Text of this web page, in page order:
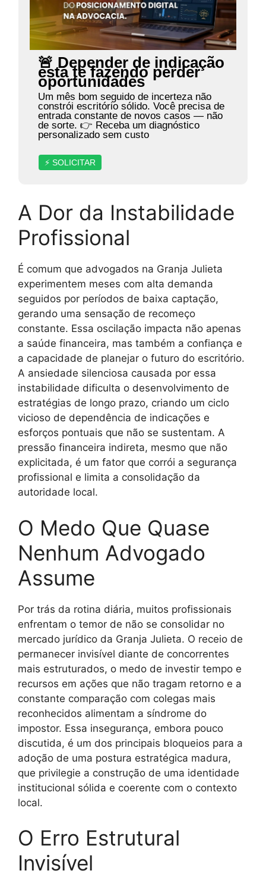
🚨 Depender de indicação
está te fazendo perder
oportunidades
Um mês bom seguido de incerteza não
constrói escritório sólido. Você precisa de
entrada constante de novos casos — não
de sorte. 👉 Receba um diagnóstico
personalizado sem custo
⚡ SOLICITAR
A Dor da Instabilidade
Profissional
É comum que advogados na Granja Julieta
experimentem meses com alta demanda
seguidos por períodos de baixa captação,
gerando uma sensação de recomeço
constante. Essa oscilação impacta não apenas
a saúde financeira, mas também a confiança e
a capacidade de planejar o futuro do escritório.
A ansiedade silenciosa causada por essa
instabilidade dificulta o desenvolvimento de
estratégias de longo prazo, criando um ciclo
vicioso de dependência de indicações e
esforços pontuais que não se sustentam. A
pressão financeira indireta, mesmo que não
explicitada, é um fator que corrói a segurança
profissional e limita a consolidação da
autoridade local.
O Medo Que Quase
Nenhum Advogado
Assume
Por trás da rotina diária, muitos profissionais
enfrentam o temor de não se consolidar no
mercado jurídico da Granja Julieta. O receio de
permanecer invisível diante de concorrentes
mais estruturados, o medo de investir tempo e
recursos em ações que não tragam retorno e a
constante comparação com colegas mais
reconhecidos alimentam a síndrome do
impostor. Essa insegurança, embora pouco
discutida, é um dos principais bloqueios para a
adoção de uma postura estratégica madura,
que privilegie a construção de uma identidade
institucional sólida e coerente com o contexto
local.
O Erro Estrutural
Invisível